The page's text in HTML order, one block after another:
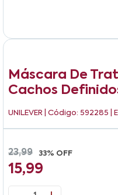
Máscara De
Cachos
UNILEVER | Código: 592285 |
23,99 33% OFF
15,99